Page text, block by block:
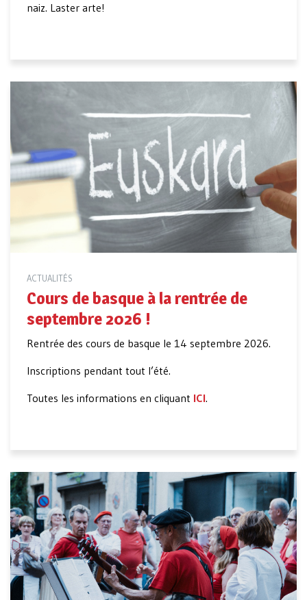
naiz. Laster arte!
ACTUALITÉS
Cours de basque à la rentrée de
septembre 2026 !
Rentrée des cours de basque le 14 septembre 2026.
Inscriptions pendant tout l’été.
Toutes les informations en cliquant ICI.